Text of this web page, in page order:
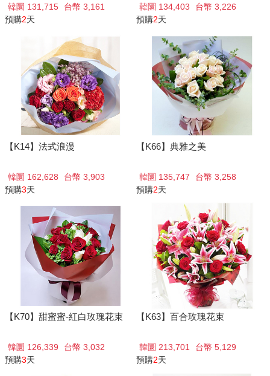
韓圜 131,715
台幣 3,161
預購2天
韓圜 134,403
台幣 3,226
預購2天
【K14】法式浪漫
韓圜 162,628
台幣 3,903
預購3天
【K66】典雅之美
韓圜 135,747
台幣 3,258
預購2天
【K70】甜蜜蜜-紅白玫瑰花束
韓圜 126,339
台幣 3,032
預購3天
【K63】百合玫瑰花束
韓圜 213,701
台幣 5,129
預購2天